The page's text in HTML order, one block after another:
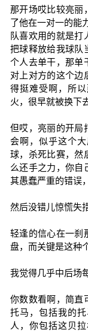
那开场哎比较亮丽
了他在一对一的能
队喜欢用的就是打
把球释放给我球队
个人去单干，那单
对上对方的这个边
得挺难受啊，所
火，很早就被换下
但哎，亮丽的开局
会啊，似乎这个
球，杀死比赛，然
么还手之力，你自
其愚蠢严重的错误
然后没错儿惊慌失
轻逢的信心在一刹
盘，而关键是这种
我觉得几乎中后场
你数数看啊，简直
托马，包括我的
人，你包括这贝